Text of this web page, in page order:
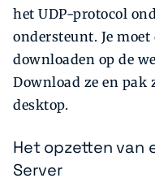
het UDP-protocol
ondersteunt. Je
downloaden op de
Download ze en pak
desktop.
Het opzetten van
Server